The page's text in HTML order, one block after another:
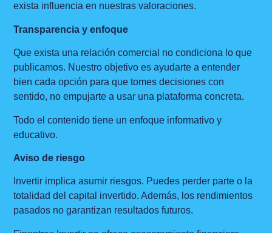
exista influencia en nuestras valoraciones.
Transparencia y enfoque
Que exista una relación comercial no condiciona lo que
publicamos. Nuestro objetivo es ayudarte a entender
bien cada opción para que tomes decisiones con
sentido, no empujarte a usar una plataforma concreta.
Todo el contenido tiene un enfoque informativo y
educativo.
Aviso de riesgo
Invertir implica asumir riesgos. Puedes perder parte o la
totalidad del capital invertido. Además, los rendimientos
pasados no garantizan resultados futuros.